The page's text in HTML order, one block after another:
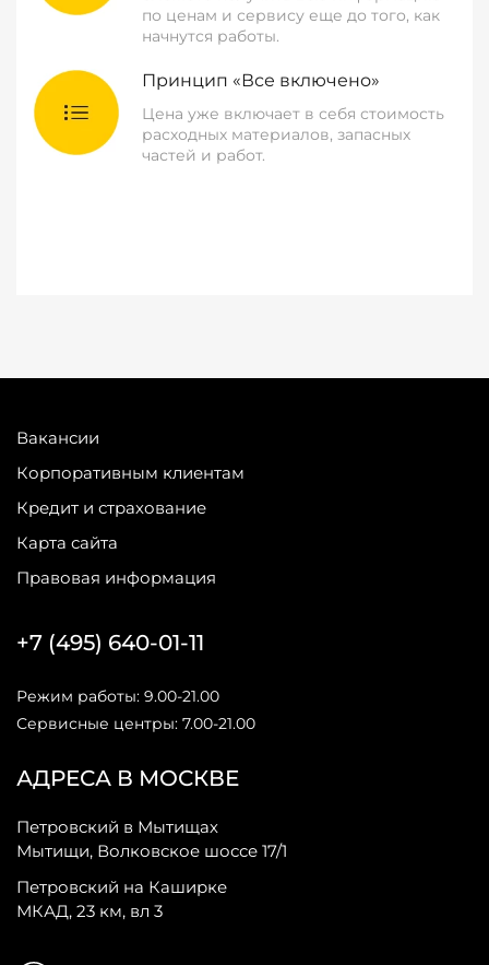
по ценам и сервису еще до того, как
начнутся работы.
Принцип «Все включено»
Цена уже включает в себя стоимость
расходных материалов, запасных
частей и работ.
Вакансии
Корпоративным клиентам
Кредит и страхование
Карта сайта
Правовая информация
АДРЕСА В МОСКВЕ
Петровский в Мытищах
Мытищи, Волковское шоссе 17/1
Петровский на Каширке
МКАД, 23 км, вл 3
+7 (495) 640-01-11
Режим работы: 9.00-21.00
Сервисные центры: 7.00-21.00